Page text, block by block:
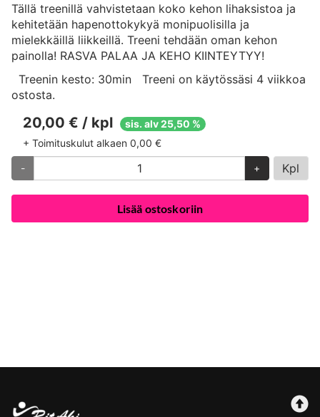
Tällä treenillä vahvistetaan koko kehon lihaksistoa ja
kehitetään hapenottokykyä monipuolisilla ja
mielekkäillä liikkeillä. Treeni tehdään oman kehon
painolla! RASVA PALAA JA KEHO KIINTEYTYY!
Treenin kesto: 30min Treeni on käytössäsi 4 viikkoa
ostosta.
20,00 € / kpl
sis. alv 25,50 %
+ Toimituskulut alkaen 0,00 €
- + Kpl
Lisää ostoskoriin